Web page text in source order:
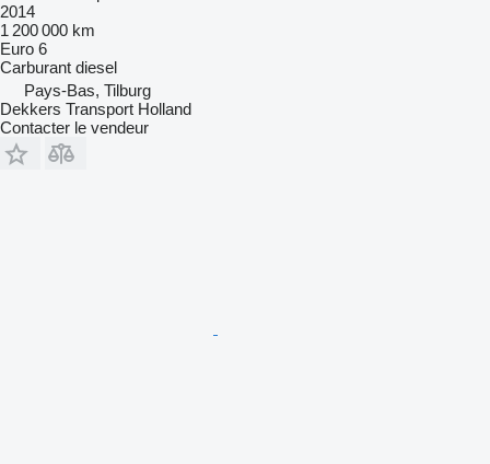
2014
1 200 000 km
Euro 6
Carburant diesel
Pays-Bas, Tilburg
Dekkers Transport Holland
Contacter le vendeur